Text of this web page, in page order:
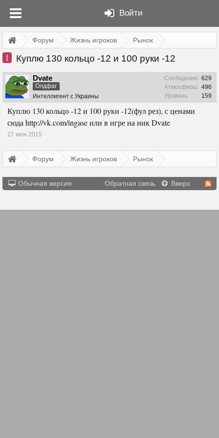
Войти
Форум Жизнь игроков Рынок
I Куплю 130 кольцо -12 и 100 руки -12
Dvate
Олдфаг
Интеллигент с Украины
Сообщения: 629
Атмосферы: 496
Уровень:
159
Куплю 130 кольцо -12 и 100 руки -12(фул рез), с ценами
сюда http://vk.com/ingase или в игре на ник Dvate
27 июн 2015
Форум Жизнь игроков Рынок
Обычная версия Обратная связь Вверх